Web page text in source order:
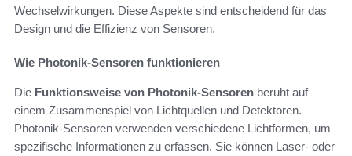
Wechselwirkungen. Diese Aspekte sind entscheidend für das
Design und die Effizienz von Sensoren.
Wie Photonik-Sensoren funktionieren
Die Funktionsweise von Photonik-Sensoren beruht auf
einem Zusammenspiel von Lichtquellen und Detektoren.
Photonik-Sensoren verwenden verschiedene Lichtformen, um
spezifische Informationen zu erfassen. Sie können Laser- oder